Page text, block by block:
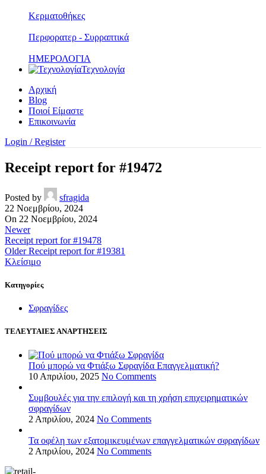
Κερματοθήκες
Περφορατερ - Συρραπτικά
ΗΜΕΡΟΛΟΓΙΑ
Τεχνολογία
Αρχική
Blog
Ποιοί Είμαστε
Επικοινωνία
Login / Register
Receipt report for #19472
Posted by
sfragida
22 Νοεμβρίου, 2024
On 22 Νοεμβρίου, 2024
Newer
Receipt report for #19478
Older Receipt report for #19381
Κλείσιμο
Kατηγορίες
Σφραγίδες
ΤΕΛΕΥΤΑΙΕΣ ΑΝΑΡΤΗΣΕΙΣ
Πού μπορώ να Φτιάξω Σφραγίδα Επαγγελματική?
10 Απριλίου, 2025 No Comments
Συμβουλές για την επιλογή και τη χρήση επιχειρηματικών
σφραγίδων
2 Απριλίου, 2024 No Comments
Τα οφέλη των εξατομικευμένων επαγγελματικών σφραγίδων
2 Απριλίου, 2024 No Comments